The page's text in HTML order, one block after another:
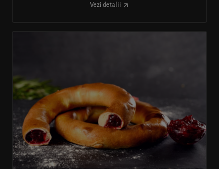
Vezi detalii